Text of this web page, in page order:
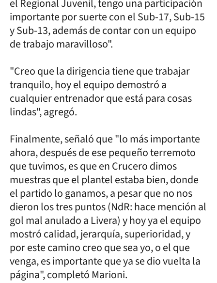
el Regional Juvenil, tengo una participación
importante por suerte con el Sub-17, Sub-15
y Sub-13, además de contar con un equipo
de trabajo maravilloso".
"Creo que la dirigencia tiene que trabajar
tranquilo, hoy el equipo demostró a
cualquier entrenador que está para cosas
lindas", agregó.
Finalmente, señaló que "lo más importante
ahora, después de ese pequeño terremoto
que tuvimos, es que en Crucero dimos
muestras que el plantel estaba bien, donde
el partido lo ganamos, a pesar que no nos
dieron los tres puntos (NdR: hace mención al
gol mal anulado a Livera) y hoy ya el equipo
mostró calidad, jerarquía, superioridad, y
por este camino creo que sea yo, o el que
venga, es importante que ya se dio vuelta la
página", completó Marioni.